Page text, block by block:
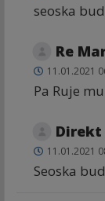
seoska
Re
11.01.2021
Pa Ruje
Direkt
11.01.2021
Seoska